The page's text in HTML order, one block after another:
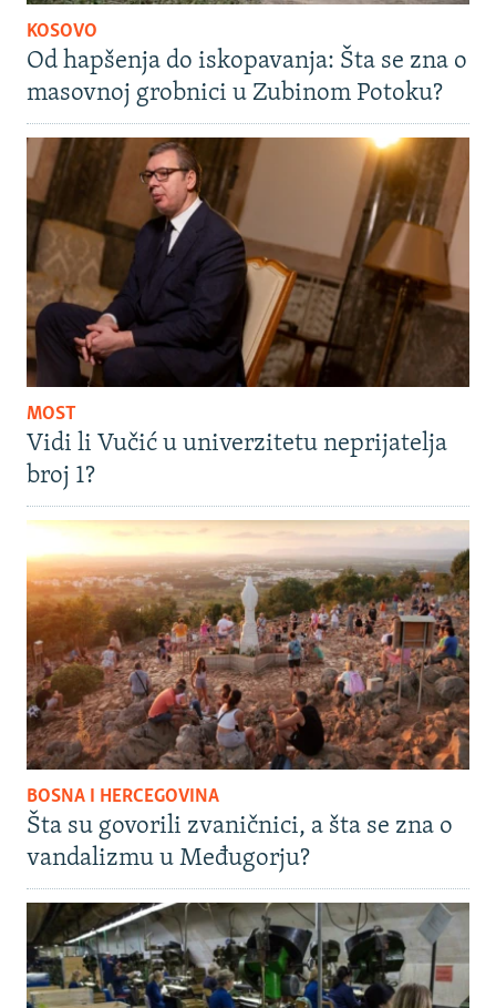
KOSOVO
Od hapšenja do iskopavanja: Šta se zna o
masovnoj grobnici u Zubinom Potoku?
MOST
Vidi li Vučić u univerzitetu neprijatelja
broj 1?
BOSNA I HERCEGOVINA
Šta su govorili zvaničnici, a šta se zna o
vandalizmu u Međugorju?